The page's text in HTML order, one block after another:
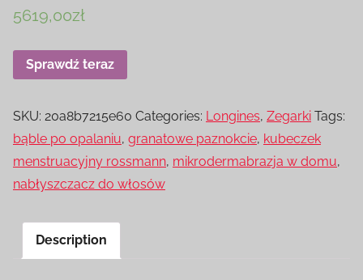
5619,00zł
Sprawdź teraz
SKU: 20a8b7215e60 Categories: Longines, Zegarki Tags:
bąble po opalaniu, granatowe paznokcie, kubeczek
menstruacyjny rossmann, mikrodermabrazja w domu,
nabłyszczacz do włosów
Description